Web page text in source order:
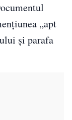
„apt
și parafa